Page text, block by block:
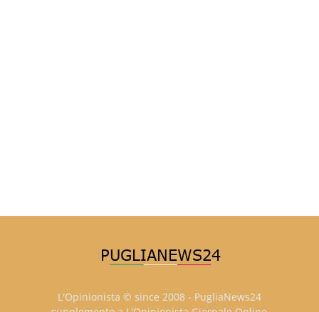
L'Opinionista © since 2008 - PugliaNews24